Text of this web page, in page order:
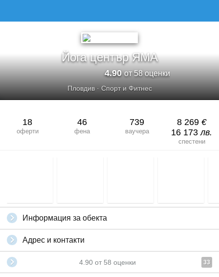
Йога център ЯМА
4.90от 58 оценки
Пловдив· Спорт и Фитнес
18
оферти
46
фена
739
ваучера
8 269 €
16 173лв.
спестени
Информация за обекта
Адрес и контакти
4.90 от 58 оценки 33